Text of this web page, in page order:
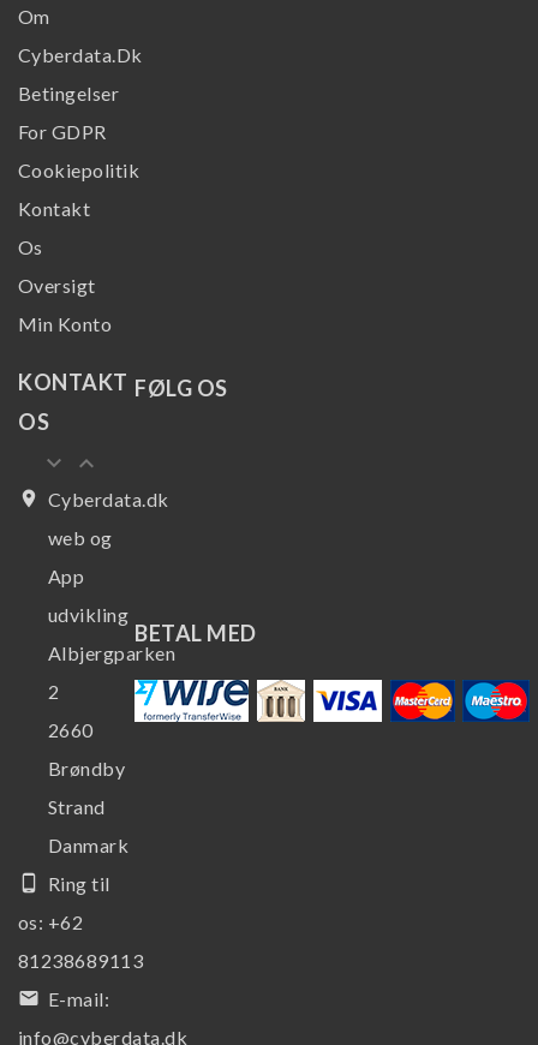
Om
Cyberdata.dk
Betingelser
For GDPR
Cookiepolitik
Kontakt
Os
Oversigt
Min Konto
KONTAKT
OS
keyboard_arrow_down keyboard_arrow_up
place Cyberdata.dk
web og
App
udvikling
Albjergparken
2
2660
Brøndby
Strand
Danmark
phone_android
Ring til
os: +62
81238689113
email E-mail:
info@cyberdata.dk
FØLG OS
BETAL MED